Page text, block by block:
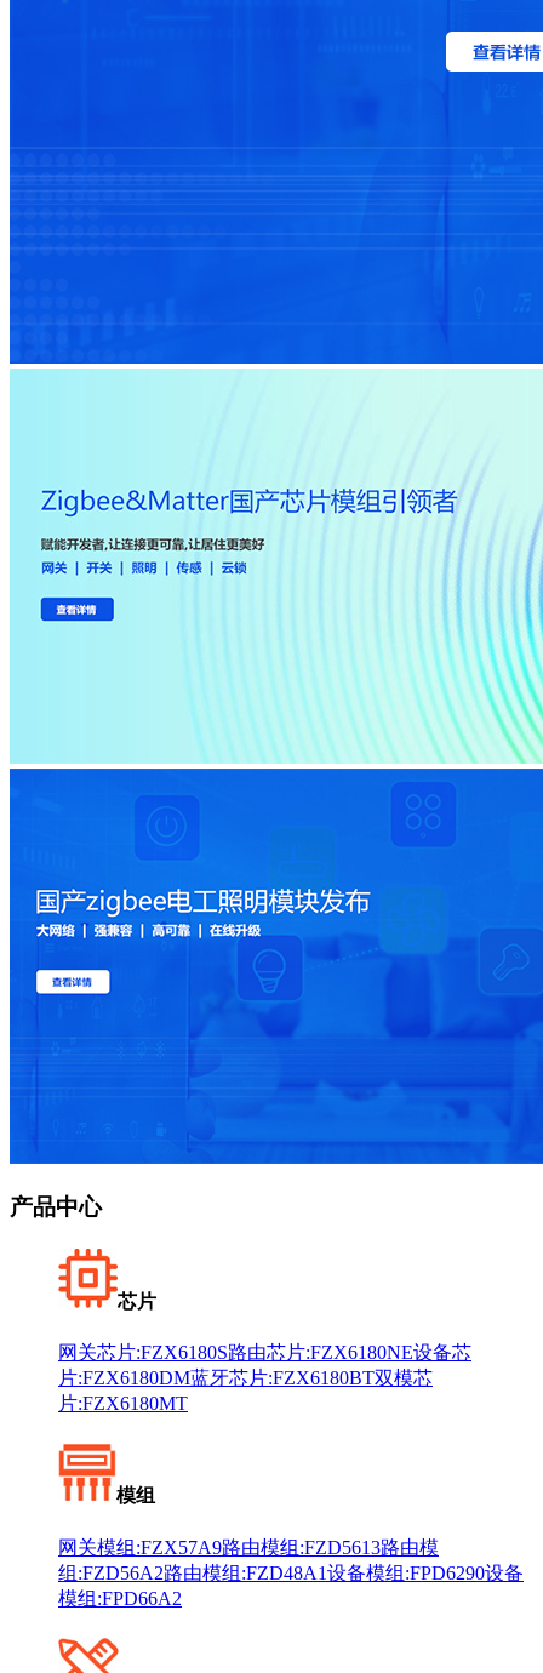
产品中心
芯片
网关芯片:FZX6180S路由芯片:FZX6180NE设备芯
片:FZX6180DM蓝牙芯片:FZX6180BT双模芯
片:FZX6180MT
模组
网关模组:FZX57A9路由模组:FZD5613路由模
组:FZD56A2路由模组:FZD48A1设备模组:FPD6290设备
模组:FPD66A2